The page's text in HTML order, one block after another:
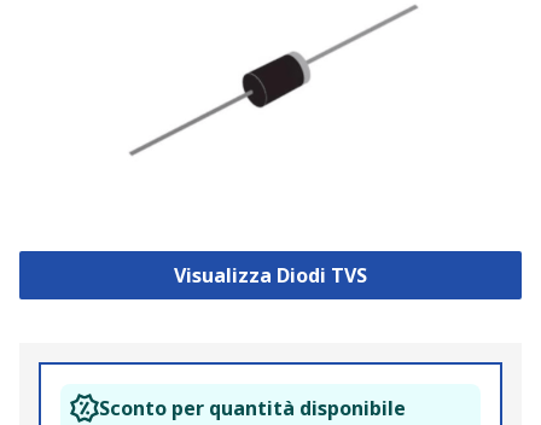
Visualizza Diodi TVS
Sconto per quantità disponibile